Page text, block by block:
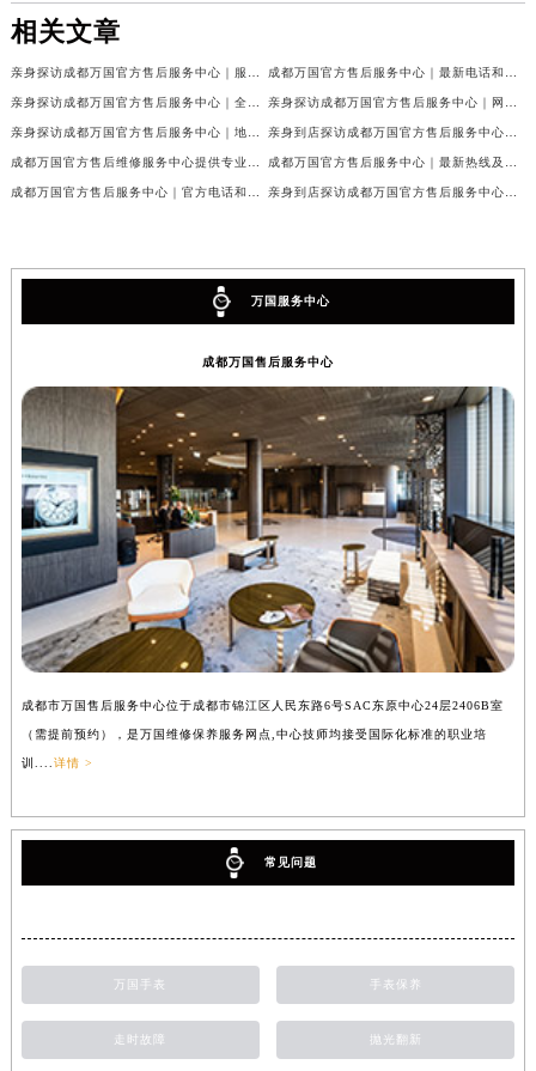
相关文章
亲身探访成都万国官方售后服务中心｜服务热线及完整地址（2026年7月最新） 成都万国官方售后服务中心｜最新电话和官方维修地址权威信息公示（2026年7月最新）
亲身探访成都万国官方售后服务中心｜全新地址与官方电话（2026年7月最新） 亲身探访成都万国官方售后服务中心｜网点地址与客服电话（2026年7月最新）
亲身探访成都万国官方售后服务中心｜地址及官方联系电话（2026年7月最新） 亲身到店探访成都万国官方售后服务中心｜官方地址与维修热线（2026年7月最新）
成都万国官方售后维修服务中心提供专业手表保养服务权威公示（2026年7月最新） 成都万国官方售后服务中心｜最新热线及维修地址权威信息公示（2026年7月最新）
成都万国官方售后服务中心｜官方电话和完整维修地址权威信息公示（2026年7月最新） 亲身到店探访成都万国官方售后服务中心｜维修地址与官方客服热线（2026年7月最新）
万国服务中心
成都万国售后服务中心
成都市万国售后服务中心位于成都市锦江区人民东路6号SAC东原中心24层2406B室
（需提前预约），是万国维修保养服务网点,中心技师均接受国际化标准的职业培
训....详情 >
常见问题
万国手表 手表保养
走时故障 抛光翻新